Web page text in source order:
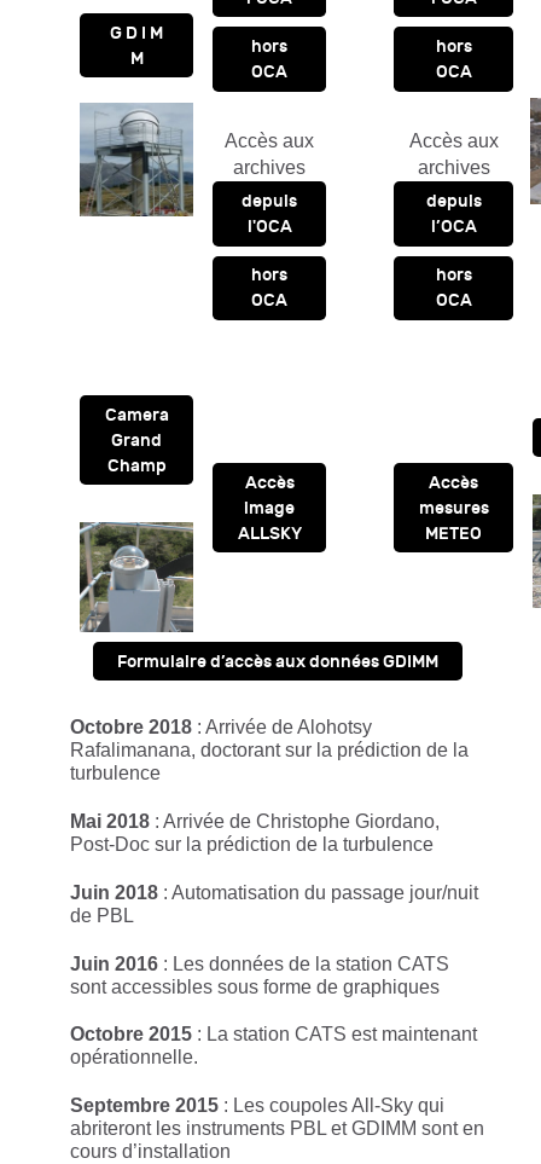
G D I M
M
hors
OCA
Accès aux
archives
depuis
l'OCA
hors
OCA
hors
OCA
Accès aux
archives
depuis
l’OCA
hors
OCA
Camera
Grand
Champ
Accès
image
ALLSKY
Accès
mesures
METEO
Formulaire d’accès aux données GDIMM
Octobre 2018 : Arrivée de Alohotsy
Rafalimanana, doctorant sur la prédiction de la
turbulence
Mai 2018 : Arrivée de Christophe Giordano,
Post-Doc sur la prédiction de la turbulence
Juin 2018 : Automatisation du passage jour/nuit
de PBL
Juin 2016 : Les données de la station CATS
sont accessibles sous forme de graphiques
Octobre 2015 : La station CATS est maintenant
opérationnelle.
Septembre 2015 : Les coupoles All-Sky qui
abriteront les instruments PBL et GDIMM sont en
cours d’installation